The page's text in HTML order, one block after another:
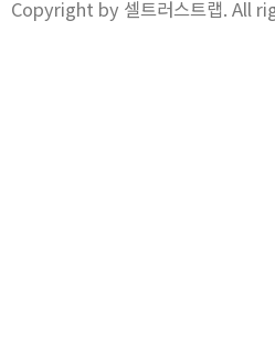
Copyright by 셀트러스트랩. All